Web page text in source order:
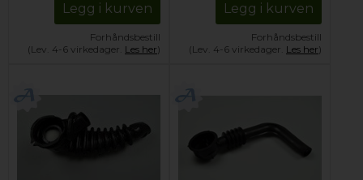
Legg i kurven
Forhåndsbestill
(Lev. 4-6 virkedager. Les her)
Legg i kurven
Forhåndsbestill
(Lev. 4-6 virkedager. Les her)